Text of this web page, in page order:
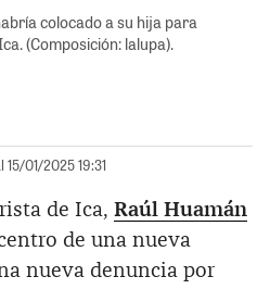
colocado a su hija para
(Composición: lalupa).
01/2025 19:31
de Ica, Raúl Huamán
de una nueva
nueva denuncia por